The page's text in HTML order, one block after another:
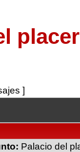
placer
]
Palacio del